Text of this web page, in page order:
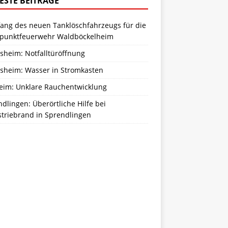
des neuen Tanklöschfahrzeugs für die
Waldböckelheim
Notfalltüröffnung
Wasser in Stromkasten
Unklare Rauchentwicklung
Überörtliche Hilfe bei
in Sprendlingen